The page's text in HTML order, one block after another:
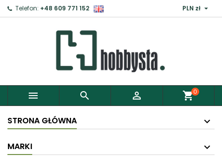
Telefon: +48 609 771 152 PLN zł 
   shopping_cart0
STRONA GŁÓWNA
MARKI